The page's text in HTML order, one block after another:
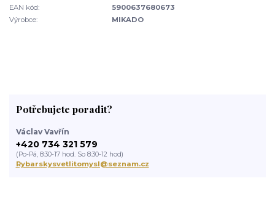
EAN kód:
5900637680673
Výrobce:
MIKADO
Potřebujete poradit?
Václav Vavřín
+420 734 321 579
(Po-Pá, 8:30-17 hod. So 8:30-12 hod)
Rybarskysvetlitomysl@seznam.cz